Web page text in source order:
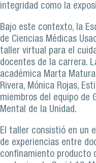
integridad como la
Bajo este contexto, la
de Ciencias Médicas
taller virtual para el
docentes de la carrera.
académica Marta
Rivera, Mónica Rojas,
miembros del equipo de
Mental de la Unidad.
El taller consistió en un
de experiencias entre
confinamiento producto